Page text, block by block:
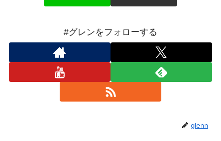
#グレンをフォローする
glenn